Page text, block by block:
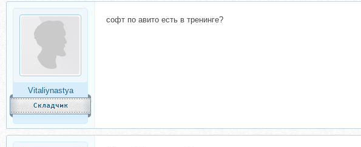
Vitaliynastya
софт по авито есть в тренинге?